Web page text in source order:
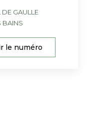
DE GAULLE
BAINS
le numéro